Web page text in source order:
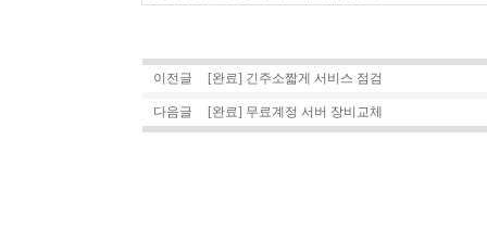
이전글 [완료] 긴주소짧게 서비스 점검
다음글 [완료] 무료계정 서버 장비교체